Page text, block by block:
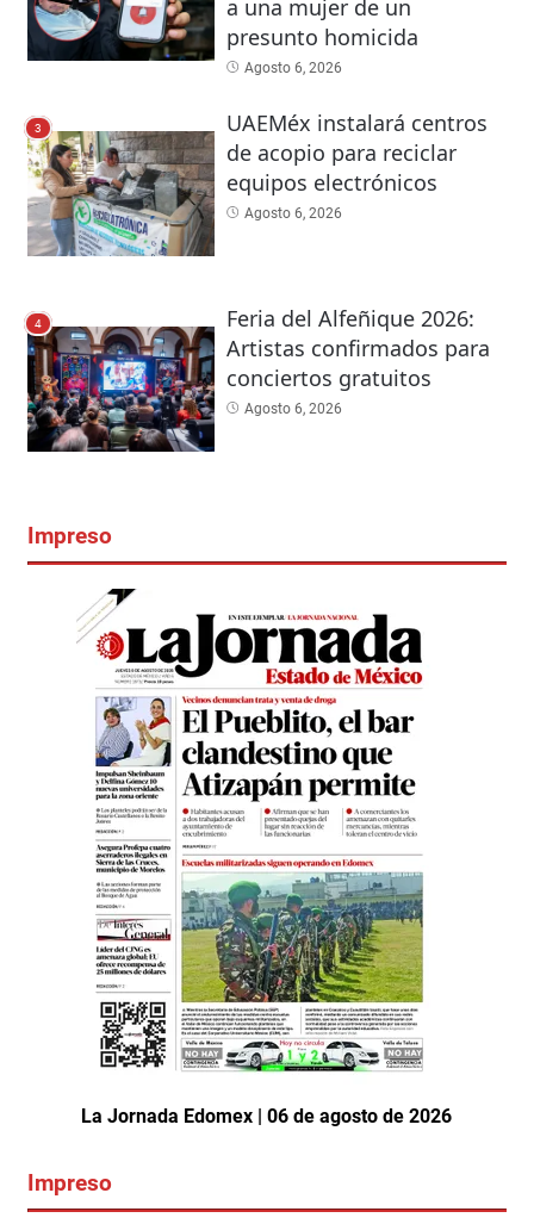
a una mujer de un
presunto homicida
Agosto 6, 2026
3
UAEMéx instalará centros
de acopio para reciclar
equipos electrónicos
Agosto 6, 2026
4
Feria del Alfeñique 2026:
Artistas confirmados para
conciertos gratuitos
Agosto 6, 2026
Impreso
La Jornada Edomex | 06 de agosto de 2026
Impreso